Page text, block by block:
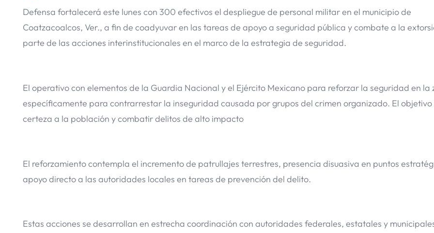
Defensa fortalecerá este lunes con 300 efectivos el despliegue de personal militar en el municipio de
Coatzacoalcos, Ver., a fin de coadyuvar en las tareas de apoyo a seguridad pública y combate a la
parte de las acciones interinstitucionales en el marco de la estrategia de seguridad.
El operativo con elementos de la Guardia Nacional y el Ejército Mexicano para reforzar la seguridad en la
específicamente para contrarrestar la inseguridad causada por grupos del crimen organizado. El
certeza a la población y combatir delitos de alto impacto
El reforzamiento contempla el incremento de patrullajes terrestres, presencia disuasiva en puntos
apoyo directo a las autoridades locales en tareas de prevención del delito.
Estas acciones se desarrollan en estrecha coordinación con autoridades federales, estatales y